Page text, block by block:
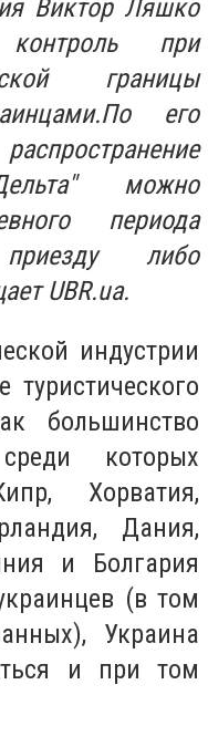
Виктор Ляшко
при
границы
его
можно
периода
либо
UBR.ua.
индустрии
большинство
которых
Хорватия,
Дания,
и Болгария
(в том
Украина
и при том